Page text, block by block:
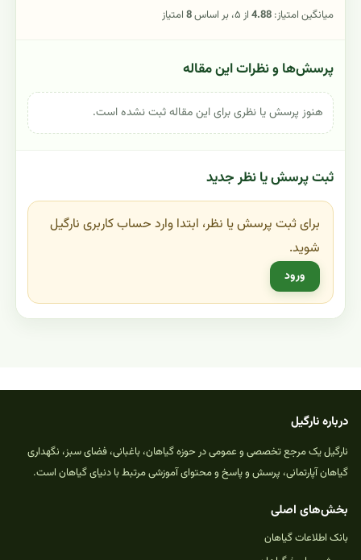
میانگین امتیاز: 4.88از ۵، بر اساس 8امتیاز
پرسش‌ها و نظرات این مقاله
هنوز پرسش یا نظری برای این مقاله ثبت نشده است.
ثبت پرسش یا نظر جدید
برای ثبت پرسش یا نظر، ابتدا وارد حساب کاربری نارگیل
شوید.
ورود
درباره نارگیل
نارگیل یک مرجع تخصصی و عمومی در حوزه گیاهان، باغبانی، فضای سبز، نگهداری
گیاهان آپارتمانی، پرسش و پاسخ و محتوای آموزشی مرتبط با دنیای گیاهان است.
بخش‌های اصلی
بانک اطلاعات گیاهان